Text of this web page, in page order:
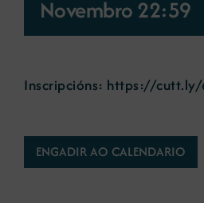
Novas
Portal de emprego
Contacto
Novembro 22:59
Inscripcións: https://cutt.ly/
ENGADIR AO CALENDARIO